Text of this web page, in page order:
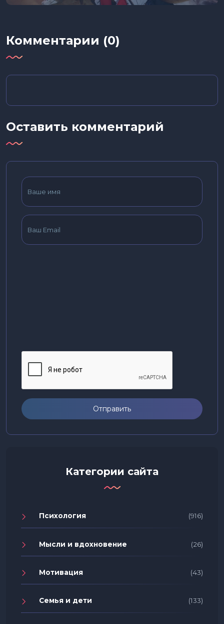
Комментарии (0)
Оставить комментарий
Отправить
Категории сайта
Психология (916)
Мысли и вдохновение (26)
Мотивация (43)
Семья и дети (133)